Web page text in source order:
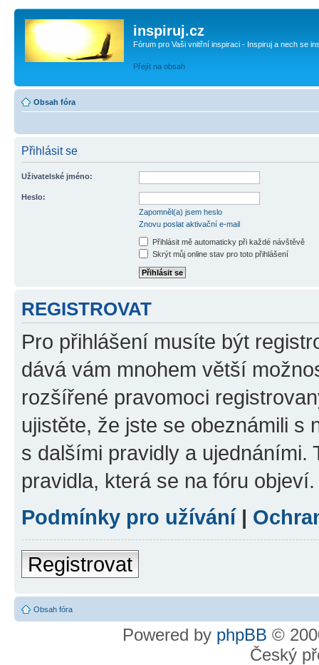
inspiruj.cz
Fórum pro Vaši vnitřní inspiraci - Inspiruj a nech se
Přejít na obsah
Obsah fóra
Přihlásit se
Uživatelské jméno:
Heslo:
Zapomněl(a) jsem heslo
Znovu poslat aktivační e-mail
Přihlásit mě automaticky při každé návštěvě
Skrýt můj online stav pro toto přihlášení
REGISTROVAT
Pro přihlášení musíte být
dává vám mnohem větší
rozšířené pravomoci
ujistěte, že jste se obeznámili s
s dalšími pravidly a ujednáními.
pravidla, která se na fóru objeví.
Podmínky pro užívání|
Registrovat
Obsah fóra
Powered by phpBB ©
Český